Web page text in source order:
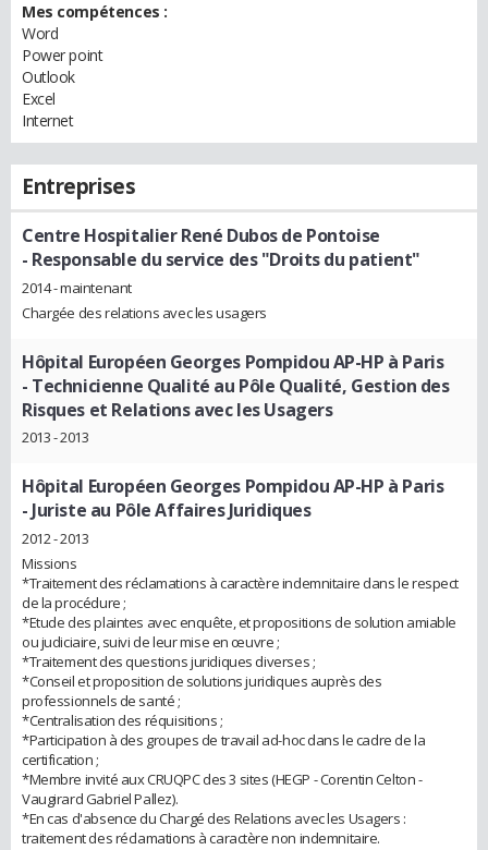
Mes compétences :
Word
Power point
Outlook
Excel
Internet
Entreprises
Centre Hospitalier René Dubos de Pontoise
- Responsable du service des "Droits du patient"
2014 - maintenant
Chargée des relations avec les usagers
Hôpital Européen Georges Pompidou AP-HP à Paris
- Technicienne Qualité au Pôle Qualité, Gestion des
Risques et Relations avec les Usagers
2013 - 2013
Hôpital Européen Georges Pompidou AP-HP à Paris
- Juriste au Pôle Affaires Juridiques
2012 - 2013
Missions
*Traitement des réclamations à caractère indemnitaire dans le respect
de la procédure ;
*Etude des plaintes avec enquête, et propositions de solution amiable
ou judiciaire, suivi de leur mise en œuvre ;
*Traitement des questions juridiques diverses ;
*Conseil et proposition de solutions juridiques auprès des
professionnels de santé ;
*Centralisation des réquisitions ;
*Participation à des groupes de travail ad-hoc dans le cadre de la
certification ;
*Membre invité aux CRUQPC des 3 sites (HEGP - Corentin Celton -
Vaugirard Gabriel Pallez).
*En cas d'absence du Chargé des Relations avec les Usagers :
traitement des réclamations à caractère non indemnitaire.